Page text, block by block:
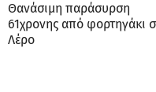
Θανάσιμη παράσυρση
61χρονης από φορτηγάκι
Λέρο